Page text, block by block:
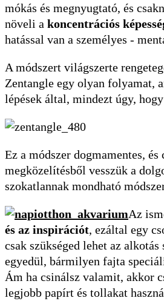
mókás és megnyugtató, és
növeli a koncentrációs
hatással van a személyes -
A módszert világszerte
Zentangle egy olyan folyamat,
lépések által, mindezt úgy,
Ez a módszer dogmamentes,
megközelítésből vesszük a
szokatlannak mondható
Az
és az inspirációt, ezáltal egy
csak szükséged lehet az
egyedül, bármilyen fajta
Ám ha csinálsz valamit, akkor
legjobb papírt és tollakat